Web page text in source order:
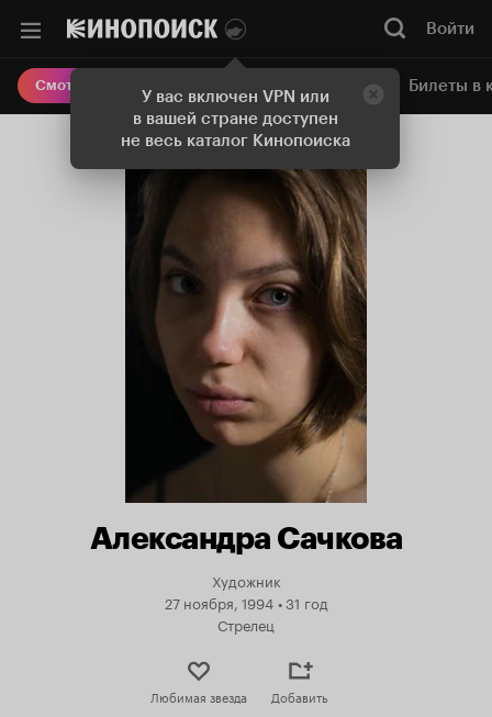
У вас включен VPN или
в вашей стране доступен
не весь каталог Кинопоиска
Войти
Смотреть кино Онлайн-кинотеатр Билеты в
Александра Сачкова
Художник
27 ноября, 1994 •31 год
Стрелец
Любимая звезда Добавить